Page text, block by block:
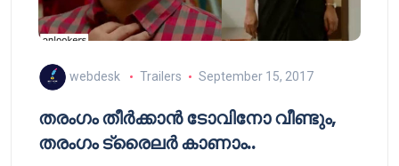
webdesk Trailers September 15, 2017
തരംഗം തീര്‍ക്കാന്‍ ടോവിനോ വീണ്ടും,
തരംഗം ട്രൈലര്‍ കാണാം..